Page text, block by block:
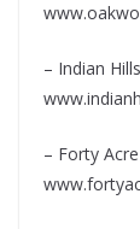
– Indian
– Forty